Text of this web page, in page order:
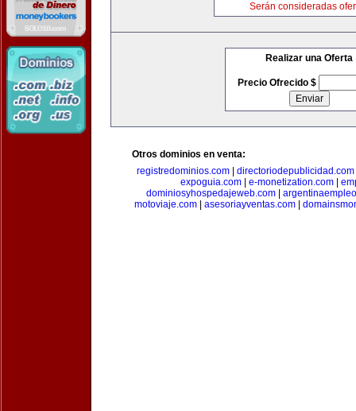
Serán consideradas
Realizar una Oferta
Precio Ofrecido $
Otros dominios en venta:
registredominios.com| directoriodepublicidad.com
expoguia.com| e-monetization.com|
dominiosyhospedajeweb.com
motoviaje.com
asesoriayventas.com